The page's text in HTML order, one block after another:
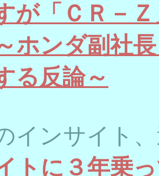
が「ＣＲ－
ホンダ副社
る反論～
インサイト
トに３年乗